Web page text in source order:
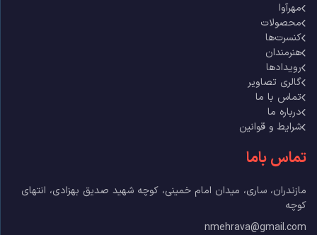
مهرآوا
محصولات
کنسرت‌ها
هنرمندان
رویدادها
گالری تصاویر
تماس با ما
درباره ما
شرایط و قوانین
تماس باما
مازندران، ساری، میدان امام خمینی، کوچه شهید صدیق بهزادی، انتهای
کوچه
nmehrava@gmail.com